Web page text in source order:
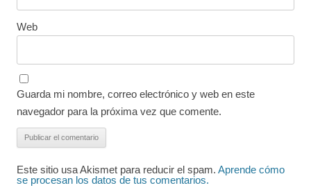
Web
Guarda mi nombre, correo electrónico y web en este
navegador para la próxima vez que comente.
Este sitio usa Akismet para reducir el spam. Aprende cómo
se procesan los datos de tus comentarios.